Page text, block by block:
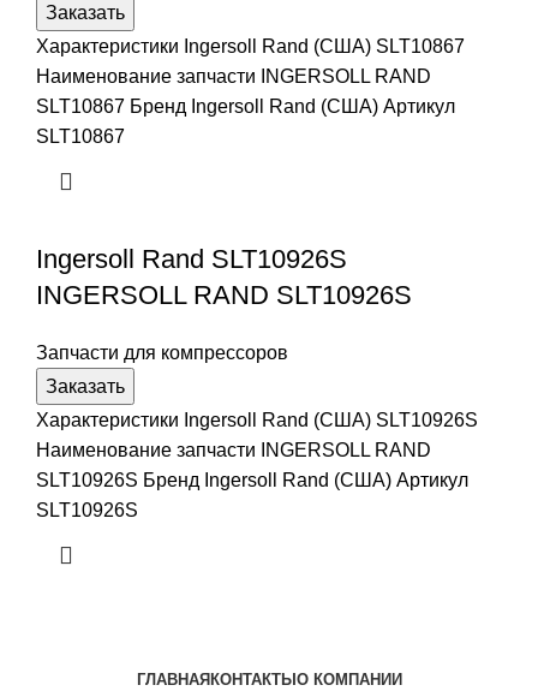
Заказать
Характеристики Ingersoll Rand (США) SLT10867
Наименование запчасти INGERSOLL RAND
SLT10867 Бренд Ingersoll Rand (США) Артикул
SLT10867
Ingersoll Rand SLT10926S
INGERSOLL RAND SLT10926S
Запчасти для компрессоров
Заказать
Характеристики Ingersoll Rand (США) SLT10926S
Наименование запчасти INGERSOLL RAND
SLT10926S Бренд Ingersoll Rand (США) Артикул
SLT10926S
ГЛАВНАЯКОНТАКТЫО КОМПАНИИ